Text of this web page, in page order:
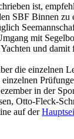
ist,
SBF Binnen
mit
und damit
die einzelnen
einzelnen
in der
Otto-Fleck-
auf der